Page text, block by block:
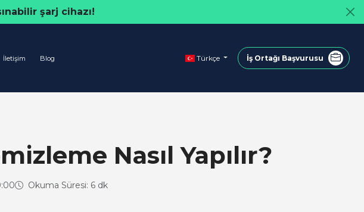
şarj cihazı!
İletişim Blog Türkçe İş Ortağı Başvurusu
Nasıl Yapılır?
Okuma Süresi: 6 dk